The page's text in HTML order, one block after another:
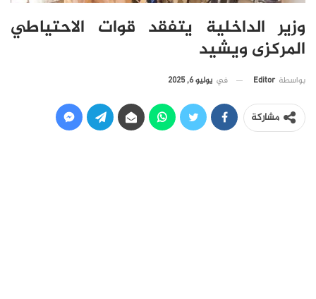
وزير الداخلية يتفقد قوات الاحتياطي
المركزى ويشيد
بواسطة Editor في يوليو 6, 2025
مشاركة